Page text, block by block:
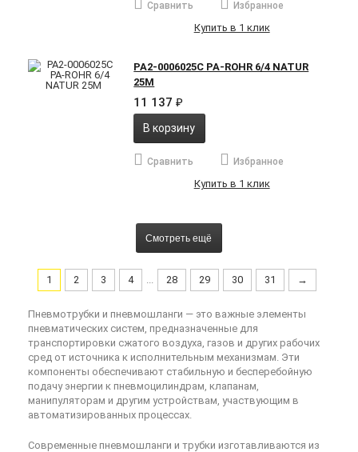
Сравнить Избранное
Купить в 1 клик
PA2-0006025C PA-ROHR 6/4 NATUR
25M
11 137₽
В корзину
Сравнить Избранное
Купить в 1 клик
Смотреть ещё
1 2 3 4 28 29 30 31 →
Пневмотрубки и пневмошланги — это важные элементы
пневматических систем, предназначенные для
транспортировки сжатого воздуха, газов и других рабочих
сред от источника к исполнительным механизмам. Эти
компоненты обеспечивают стабильную и бесперебойную
подачу энергии к пневмоцилиндрам, клапанам,
манипуляторам и другим устройствам, участвующим в
автоматизированных процессах.
Современные пневмошланги и трубки изготавливаются из